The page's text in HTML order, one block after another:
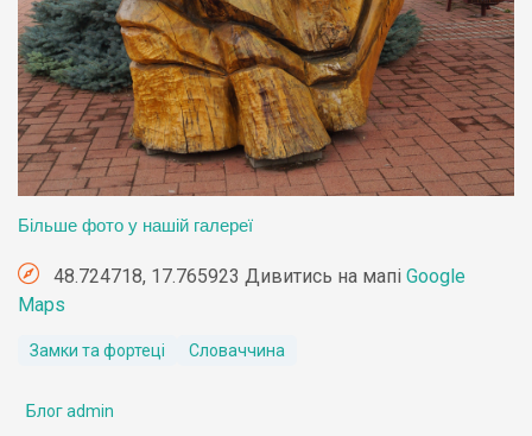
Більше фото у нашій галереї
48.724718, 17.765923 Дивитись на мапі Google
Maps
Замки та фортеці Словаччина
Блог admin